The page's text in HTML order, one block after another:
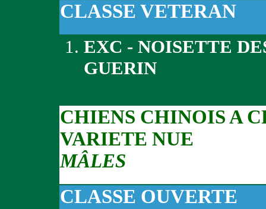
CLASSE VETERAN
EXC - NOISETTE
GUERIN
CHIENS CHINOIS A
VARIETE NUE
MÂLES
CLASSE OUVERTE